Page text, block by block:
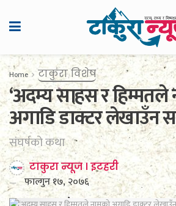
Home टाकुरा विशेष
‘अदम्य साहस र हिम्मतले
अगाडि डाक्टर लेखाउँन
संघर्षको कथा
टाकुरा न्यूज । इटहरी
फाल्गुन १७, २०७६